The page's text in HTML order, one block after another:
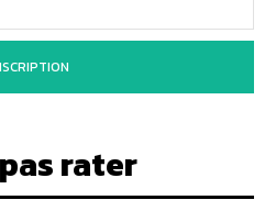
rater